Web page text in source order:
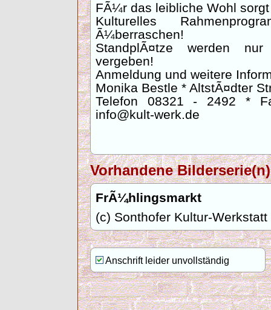
FÃ¼r das leibliche Wohl
Kulturelles
Ã¼berraschen!
StandplÃ¤tze werden
vergeben!
Anmeldung und weitere
Monika Bestle * AltstÃ¤dter
Telefon 08321 - 2492 *
info@kult-werk.de
Vorhandene Bilderserie(n)
FrÃ¼hlingsmarkt
(c) Sonthofer Kultur-Werkstatt
Anschrift leider unvollständig